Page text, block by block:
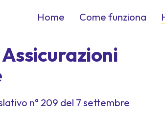
Home Come funziona
n° 209 del 7 settembre